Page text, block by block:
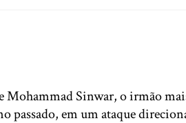
Sinwar, o irmão
em um ataque